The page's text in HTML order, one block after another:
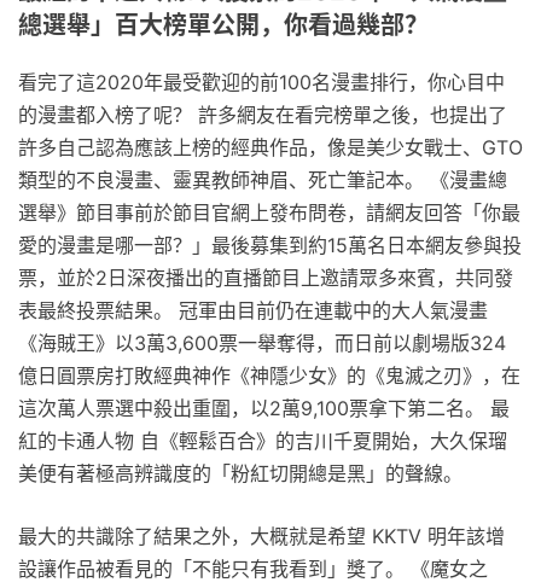
總選舉」百大榜單公開，你看過幾部？
看完了這2020年最受歡迎的前100名漫畫排行，你心目中
的漫畫都入榜了呢？ 許多網友在看完榜單之後，也提出了
許多自己認為應該上榜的經典作品，像是美少女戰士、GTO
類型的不良漫畫、靈異教師神眉、死亡筆記本。 《漫畫總
選舉》節目事前於節目官網上發布問卷，請網友回答「你最
愛的漫畫是哪一部？」最後募集到約15萬名日本網友參與投
票，並於2日深夜播出的直播節目上邀請眾多來賓，共同發
表最終投票結果。 冠軍由目前仍在連載中的大人氣漫畫
《海賊王》以3萬3,600票一舉奪得，而日前以劇場版324
億日圓票房打敗經典神作《神隱少女》的《鬼滅之刃》，在
這次萬人票選中殺出重圍，以2萬9,100票拿下第二名。 最
紅的卡通人物 自《輕鬆百合》的吉川千夏開始，大久保瑠
美便有著極高辨識度的「粉紅切開總是黑」的聲線。
最大的共識除了結果之外，大概就是希望 KKTV 明年該增
設讓作品被看見的「不能只有我看到」獎了。 《魔女之